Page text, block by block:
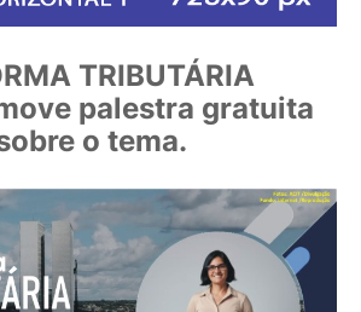
TRIBUTÁRIA
palestra gratuita
o tema.